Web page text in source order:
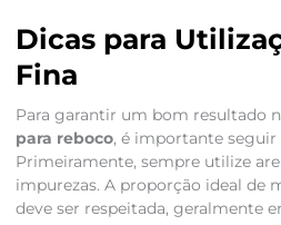
Dicas para
Fina
Para garantir um bom resultado
para reboco, é importante seguir
Primeiramente, sempre utilize
impurezas. A proporção ideal de
deve ser respeitada, geralmente